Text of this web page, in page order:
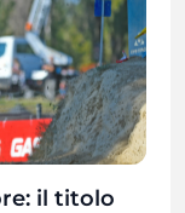
il titolo